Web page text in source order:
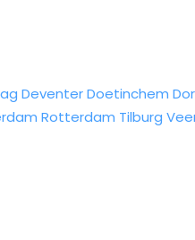
DeventerDoetinchem
Rotterdam Tilburg